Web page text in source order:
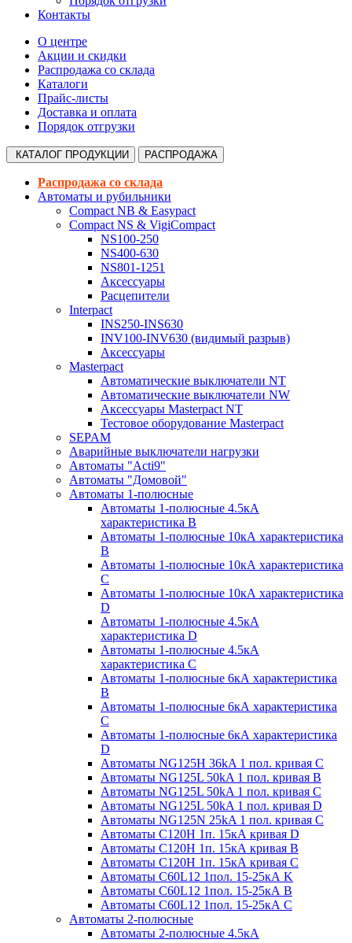
Контакты
О центре
Акции и скидки
Распродажа со склада
Каталоги
Прайс-листы
Доставка и оплата
Порядок отгрузки
КАТАЛОГ ПРОДУКЦИИ РАСПРОДАЖА
Распродажа со склада
Автоматы и рубильники
Compact NB & Easypact
Compact NS & VigiCompact
NS100-250
NS400-630
NS801-1251
Аксессуары
Расцепители
Interpact
INS250-INS630
INV100-INV630 (видимый разрыв)
Аксессуары
Masterpact
Автоматические выключатели NT
Автоматические выключатели NW
Аксессуары Masterpact NT
Тестовое оборудование Masterpact
SEPAM
Аварийные выключатели нагрузки
Автоматы "Acti9"
Автоматы "Домовой"
Автоматы 1-полюсные
Автоматы 1-полюсные 4.5кА
характеристика В
Автоматы 1-полюсные 10кА характеристика
B
Автоматы 1-полюсные 10кА характеристика
C
Автоматы 1-полюсные 10кА характеристика
D
Автоматы 1-полюсные 4.5кА
характеристика D
Автоматы 1-полюсные 4.5кА
характеристика С
Автоматы 1-полюсные 6кА характеристика
B
Автоматы 1-полюсные 6кА характеристика
C
Автоматы 1-полюсные 6кА характеристика
D
Автоматы NG125H 36kA 1 пол. кривая C
Автоматы NG125L 50kA 1 пол. кривая B
Автоматы NG125L 50kA 1 пол. кривая C
Автоматы NG125L 50kA 1 пол. кривая D
Автоматы NG125N 25kA 1 пол. кривая C
Автоматы С120H 1п. 15кА кривая D
Автоматы С120H 1п. 15кА кривая В
Автоматы С120H 1п. 15кА кривая С
Автоматы С60L12 1пол. 15-25кА K
Автоматы С60L12 1пол. 15-25кА В
Автоматы С60L12 1пол. 15-25кА С
Автоматы 2-полюсные
Автоматы 2-полюсные 4.5кА